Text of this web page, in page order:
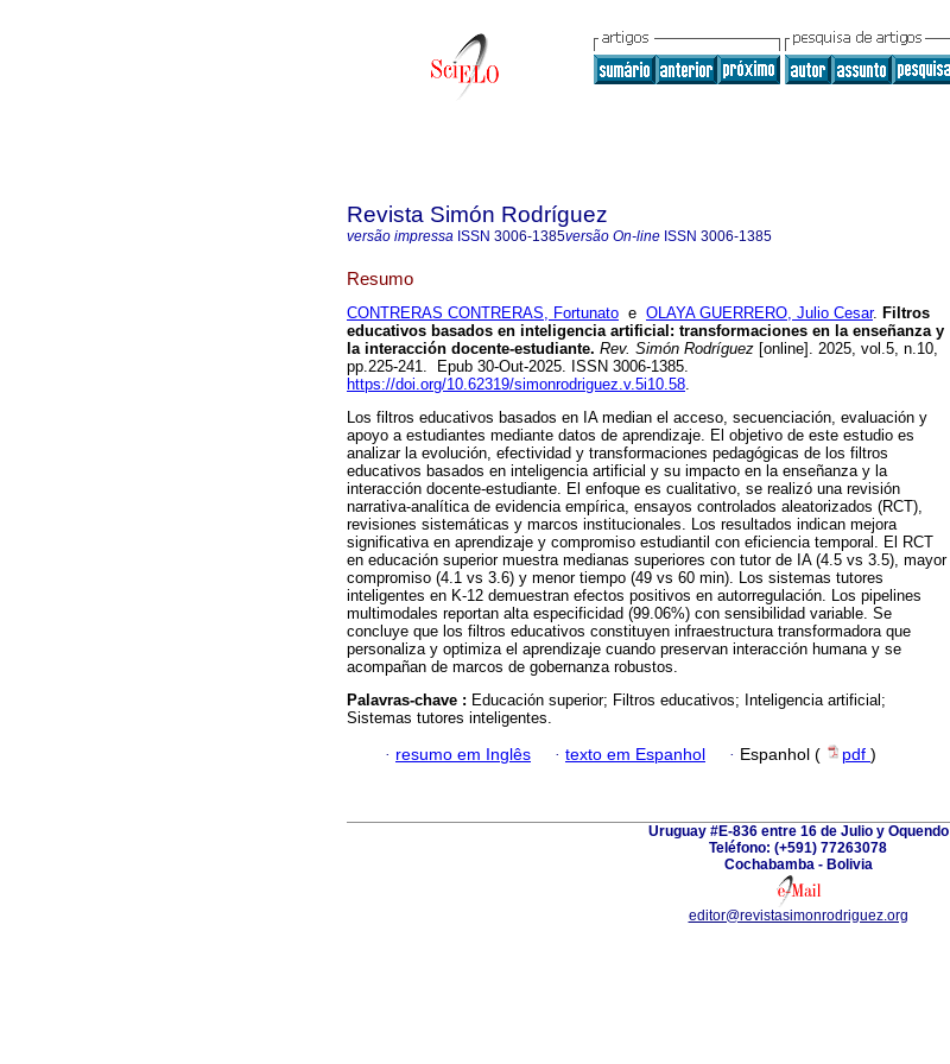
Revista Simón Rodríguez
versão impressa ISSN 3006-1385versão On-line ISSN 3006-1385
Resumo
CONTRERAS CONTRERAS, Fortunato e OLAYA GUERRERO, Julio Cesar. Filtros
educativos basados en inteligencia artificial: transformaciones en la enseñanza y
la interacción docente-estudiante. Rev. Simón Rodríguez [online]. 2025, vol.5, n.10,
pp.225-241. Epub 30-Out-2025. ISSN 3006-1385.
https://doi.org/10.62319/simonrodriguez.v.5i10.58.
Los filtros educativos basados en IA median el acceso, secuenciación, evaluación y
apoyo a estudiantes mediante datos de aprendizaje. El objetivo de este estudio es
analizar la evolución, efectividad y transformaciones pedagógicas de los filtros
educativos basados en inteligencia artificial y su impacto en la enseñanza y la
interacción docente-estudiante. El enfoque es cualitativo, se realizó una revisión
narrativa-analítica de evidencia empírica, ensayos controlados aleatorizados (RCT),
revisiones sistemáticas y marcos institucionales. Los resultados indican mejora
significativa en aprendizaje y compromiso estudiantil con eficiencia temporal. El RCT
en educación superior muestra medianas superiores con tutor de IA (4.5 vs 3.5), mayor
compromiso (4.1 vs 3.6) y menor tiempo (49 vs 60 min). Los sistemas tutores
inteligentes en K-12 demuestran efectos positivos en autorregulación. Los pipelines
multimodales reportan alta especificidad (99.06%) con sensibilidad variable. Se
concluye que los filtros educativos constituyen infraestructura transformadora que
personaliza y optimiza el aprendizaje cuando preservan interacción humana y se
acompañan de marcos de gobernanza robustos.
Palavras-chave : Educación superior; Filtros educativos; Inteligencia artificial;
Sistemas tutores inteligentes.
· resumo em Inglês · texto em Espanhol · Espanhol ( pdf )
Uruguay #E-836 entre 16 de Julio y Oquendo
Teléfono: (+591) 77263078
Cochabamba - Bolivia
editor@revistasimonrodriguez.org